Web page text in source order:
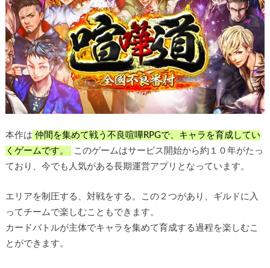
本作は 仲間を集めて戦う不良喧嘩RPGで、キャラを育成してい
くゲームです。
このゲームはサービス開始から約１０年がたっ
ており、今でも人気がある長期運営アプリとなっています。
エリアを制圧する、対戦をする。この２つがあり、ギルドに入
ってチームで楽しむこともできます。
カードバトルが主体でキャラを集めて育成する過程を楽しむこ
とができます。